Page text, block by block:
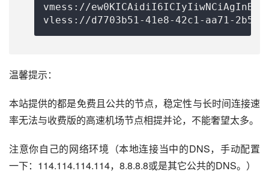
vmess://
vless://d7703b51-41e8-42c1-aa71-
温馨提示：
本站提供的都是免费且公共的节点，稳定性与长时间连接速
率无法与收费版的高速机场节点相提并论，不能奢望太多。
注意你自己的网络环境（本地连接当中的DNS，手动配置
一下：114.114.114.114，8.8.8.8或是其它公共的DNS。）